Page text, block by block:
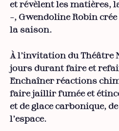
et révèlent les matières,
–, Gwendoline Robin
la saison.
À l’invitation du Théâtre
jours durant faire et
Enchaîner réactions
faire jaillir fumée et
et de glace carbonique,
l’espace.